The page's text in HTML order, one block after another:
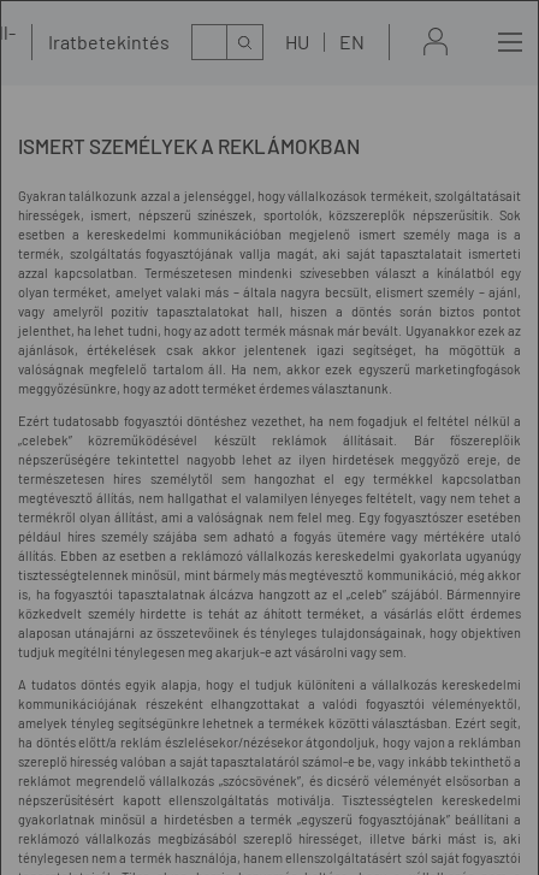
Iratbetekintés Kereső HU EN
ISMERT SZEMÉLYEK A REKLÁMOKBAN
Gyakran találkozunk azzal a jelenséggel, hogy vállalkozások termékeit, szolgáltatásait
hírességek, ismert, népszerű színészek, sportolók, közszereplők népszerűsítik. Sok
esetben a kereskedelmi kommunikációban megjelenő ismert személy maga is a
termék, szolgáltatás fogyasztójának vallja magát, aki saját tapasztalatait ismerteti
azzal kapcsolatban. Természetesen mindenki szívesebben választ a kínálatból egy
olyan terméket, amelyet valaki más – általa nagyra becsült, elismert személy – ajánl,
vagy amelyről pozitív tapasztalatokat hall, hiszen a döntés során biztos pontot
jelenthet, ha lehet tudni, hogy az adott termék másnak már bevált. Ugyanakkor ezek az
ajánlások, értékelések csak akkor jelentenek igazi segítséget, ha mögöttük a
valóságnak megfelelő tartalom áll. Ha nem, akkor ezek egyszerű marketingfogások
meggyőzésünkre, hogy az adott terméket érdemes választanunk.
Ezért tudatosabb fogyasztói döntéshez vezethet, ha nem fogadjuk el feltétel nélkül a
„celebek” közreműködésével készült reklámok állításait. Bár főszereplőik
népszerűségére tekintettel nagyobb lehet az ilyen hirdetések meggyőző ereje, de
természetesen híres személytől sem hangozhat el egy termékkel kapcsolatban
megtévesztő állítás, nem hallgathat el valamilyen lényeges feltételt, vagy nem tehet a
termékről olyan állítást, ami a valóságnak nem felel meg. Egy fogyasztószer esetében
például híres személy szájába sem adható a fogyás ütemére vagy mértékére utaló
állítás. Ebben az esetben a reklámozó vállalkozás kereskedelmi gyakorlata ugyanúgy
tisztességtelennek minősül, mint bármely más megtévesztő kommunikáció, még akkor
is, ha fogyasztói tapasztalatnak álcázva hangzott az el „celeb” szájából. Bármennyire
közkedvelt személy hirdette is tehát az áhított terméket, a vásárlás előtt érdemes
alaposan utánajárni az összetevőinek és tényleges tulajdonságainak, hogy objektíven
tudjuk megítélni ténylegesen meg akarjuk-e azt vásárolni vagy sem.
A tudatos döntés egyik alapja, hogy el tudjuk különíteni a vállalkozás kereskedelmi
kommunikációjának részeként elhangzottakat a valódi fogyasztói véleményektől,
amelyek tényleg segítségünkre lehetnek a termékek közötti választásban. Ezért segít,
ha döntés előtt/a reklám észlelésekor/nézésekor átgondoljuk, hogy vajon a reklámban
szereplő híresség valóban a saját tapasztalatáról számol-e be, vagy inkább tekinthető a
reklámot megrendelő vállalkozás „szócsövének”, és dicsérő véleményét elsősorban a
népszerűsítésért kapott ellenszolgáltatás motiválja. Tisztességtelen kereskedelmi
gyakorlatnak minősül a hirdetésben a termék „egyszerű fogyasztójának” beállítani a
reklámozó vállalkozás megbízásából szereplő hírességet, illetve bárki mást is, aki
ténylegesen nem a termék használója, hanem ellenszolgáltatásért szól saját fogyasztói